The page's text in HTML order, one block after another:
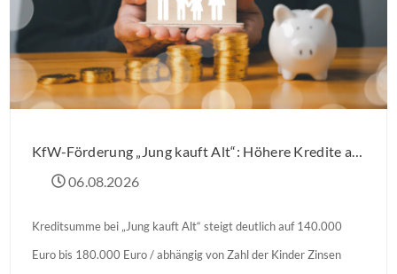
06.08.2026
Kreditsumme bei „Jung kauft Alt“ steigt deutlich auf 140.000
Euro bis 180.000 Euro / abhängig von Zahl der Kinder Zinsen